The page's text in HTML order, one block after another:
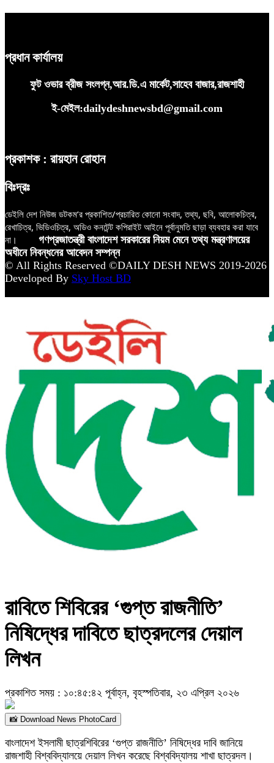
প্রধান কার্যালয়
ফুট ওভার ব্রীজ সংলগ্ন,আর.ডি.এ মার্কেট,সাহেব বাজার,রাজশাহী
ই-মেইল:dailydeshnewsbd@gmail.com
প্রকাশক : রায়হান রোহান
বিঃদ্রঃ
ডেইলি দেশ নিউজ ডটকম’র প্রকাশিত/প্রচারিত কোনো সংবাদ, তথ্য, ছবি, আলোকচিত্র,
রেখাচিত্র, ভিডিওচিত্র, অডিও কনটেন্ট কপিরাইট আইনে পূর্বানুমতি ছাড়া ব্যবহার করা যাবে
না।
গণপ্রজাতন্ত্রী বাংলাদেশ সরকারের নিয়ম মেনে তথ্য মন্ত্রণালয়ের
অধীনে নিবন্ধনের আবেদন সম্পন্ন
© All Rights Reserved ©DAILY DESH NEWS 2019-2026
Developed By Sky Host BD
রাবিতে শিবিরের ‘গুপ্ত রাজনীতি’
নিষিদ্ধের দাবিতে ছাত্রদলের দেয়াল
লিখন
প্রকাশিত সময় : ১০:৪৫:৪২ পূর্বাহ্ন, বৃহস্পতিবার, ২৩ এপ্রিল ২০২৬
📸 Download News PhotoCard
বাংলাদেশ ইসলামী ছাত্রশিবিরের ‘গুপ্ত রাজনীতি’ নিষিদ্ধের দাবি জানিয়ে
রাজশাহী বিশ্ববিদ্যালয়ে দেয়াল লিখন করেছে বিশ্ববিদ্যালয় শাখা ছাত্রদল।